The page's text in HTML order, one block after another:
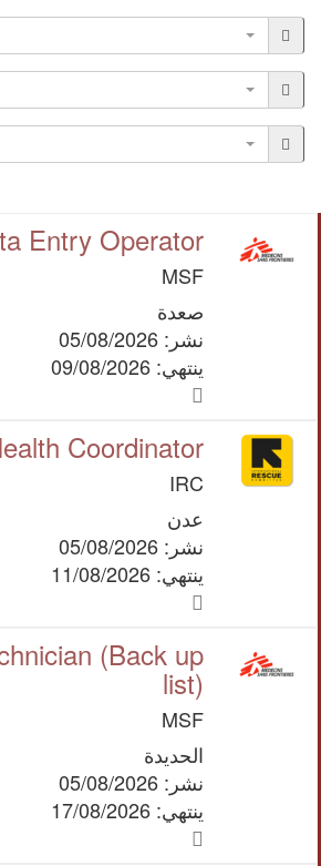
Entry Operator
MSF
صعدة
نشر: 05/08/2026
ينتهي: 09/08/2026
Coordinator
IRC
عدن
نشر: 05/08/2026
ينتهي: 11/08/2026
(Back up
list)
MSF
الحديدة
نشر: 05/08/2026
ينتهي: 17/08/2026